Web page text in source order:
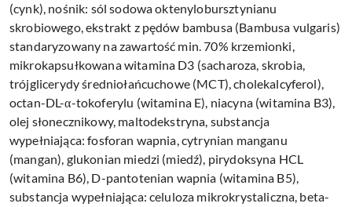
(cynk), nośnik: sól sodowa oktenylobursztynianu
skrobiowego, ekstrakt z pędów bambusa (Bambusa vulgaris)
standaryzowany na zawartość min. 70% krzemionki,
mikrokapsułkowana witamina D3 (sacharoza, skrobia,
trójglicerydy średniołańcuchowe (MCT), cholekalcyferol),
octan-DL-α-tokoferylu (witamina E), niacyna (witamina B3),
olej słonecznikowy, maltodekstryna, substancja
wypełniająca: fosforan wapnia, cytrynian manganu
(mangan), glukonian miedzi (miedź), pirydoksyna HCL
(witamina B6), D-pantotenian wapnia (witamina B5),
substancja wypełniająca: celuloza mikrokrystaliczna, beta-